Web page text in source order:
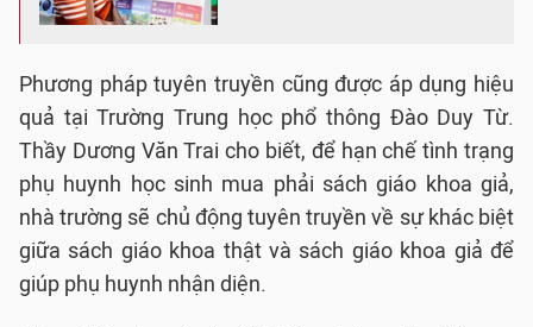
Phương pháp tuyên truyền cũng được áp dụng hiệu
quả tại Trường Trung học phổ thông Đào Duy Từ.
Thầy Dương Văn Trai cho biết, để hạn chế tình trạng
phụ huynh học sinh mua phải sách giáo khoa giả,
nhà trường sẽ chủ động tuyên truyền về sự khác biệt
giữa sách giáo khoa thật và sách giáo khoa giả để
giúp phụ huynh nhận diện.